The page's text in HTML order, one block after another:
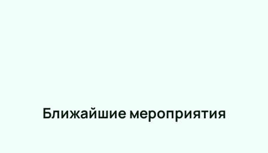
Ближайшие мероприятия